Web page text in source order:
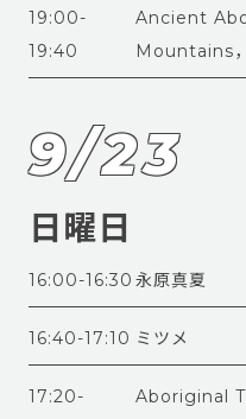
19:00-
19:40
Ancient
Mountains
9/23
日曜日
16:00-16:30 永原真夏
16:40-17:10 ミツメ
17:20- Aboriginal